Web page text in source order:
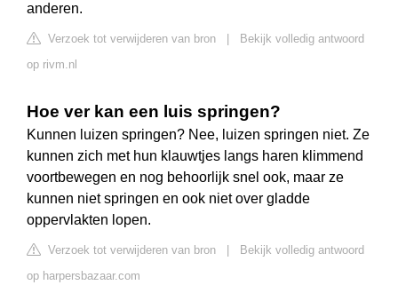
anderen.
Verzoek tot verwijderen van bron
Bekijk volledig antwoord
op rivm.nl
Hoe ver kan een luis springen?
Kunnen luizen springen? Nee, luizen springen niet. Ze
kunnen zich met hun klauwtjes langs haren klimmend
voortbewegen en nog behoorlijk snel ook, maar ze
kunnen niet springen en ook niet over gladde
oppervlakten lopen.
Verzoek tot verwijderen van bron
Bekijk volledig antwoord
op harpersbazaar.com